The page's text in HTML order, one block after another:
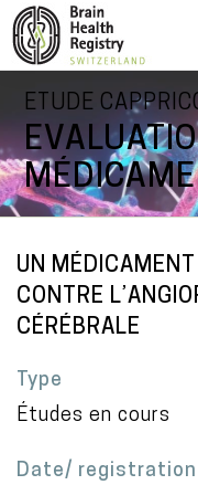
Skip
main
content
ETUDE
PRINCIPALE
UN MÉDICAMENT
CONTRE
CÉRÉBRALE
Type
Études en cours
Date/